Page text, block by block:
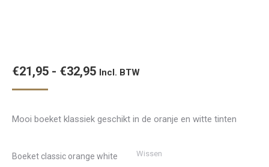
€21,95 - €32,95Prijsklasse:
€32,95
Incl. BTW
Mooi boeket klassiek geschikt in de oranje en witte tinten
Boeket classic orange white Wissen